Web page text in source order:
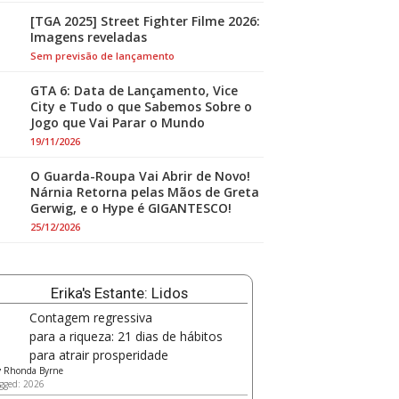
[TGA 2025] Street Fighter Filme 2026:
Imagens reveladas
Sem previsão de lançamento
GTA 6: Data de Lançamento, Vice
City e Tudo o que Sabemos Sobre o
Jogo que Vai Parar o Mundo
19/11/2026
O Guarda-Roupa Vai Abrir de Novo!
Nárnia Retorna pelas Mãos de Greta
Gerwig, e o Hype é GIGANTESCO!
25/12/2026
Erika's Estante: Lidos
Contagem regressiva
para a riqueza: 21 dias de hábitos
para atrair prosperidade
Rhonda Byrne
2026